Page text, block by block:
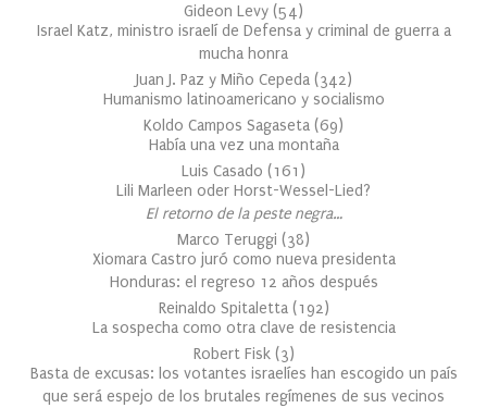
Gideon Levy (54)
Israel Katz, ministro israelí de Defensa y criminal de guerra a
mucha honra
Juan J. Paz y Miño Cepeda (342)
Humanismo latinoamericano y socialismo
Koldo Campos Sagaseta (69)
Había una vez una montaña
Luis Casado (161 )
Lili Marleen oder Horst-Wessel-Lied?
El retorno de la peste negra…
Marco Teruggi (38)
Xiomara Castro juró como nueva presidenta
Honduras: el regreso 12 años después
Reinaldo Spitaletta (192)
La sospecha como otra clave de resistencia
Robert Fisk (3)
Basta de excusas: los votantes israelíes han escogido un país
que será espejo de los brutales regímenes de sus vecinos